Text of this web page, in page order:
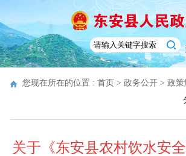
您现在所在的位置 : 首页 > 政务公开 > 政策
关于《东安县农村饮水安